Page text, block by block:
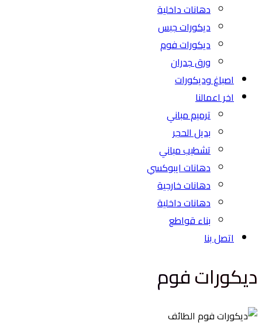
دهانات داخلية
ديكورات جبس
ديكورات فوم
ورق جدران
اصباغ وديكورات
اخر اعمالنا
ترميم مباني
بديل الحجر
تشطيب مباني
دهانات ايبوكسي
دهانات خارجية
دهانات داخلية
بناء قواطع
اتصل بنا
ديكورات فوم